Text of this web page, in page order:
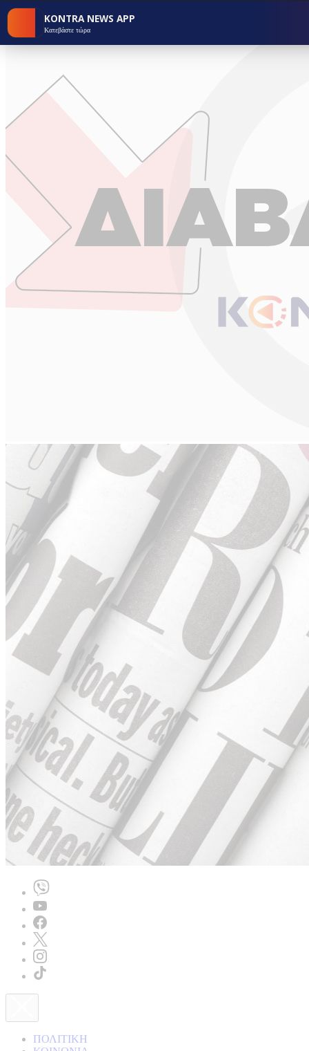
ΠΟΛΙΤΙΚΗ
KONTRA NEWS APP
Κατεβάστε τώρα